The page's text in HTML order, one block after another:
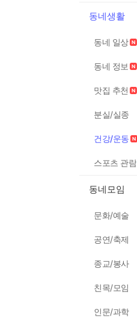
동네생활
동네 일상
동네 정보
맛집 추천
분실/실종
건강/운동
스포츠 관람
동네모임
문화/예술
공연/축제
종교/봉사
친목/모임
인문/과학